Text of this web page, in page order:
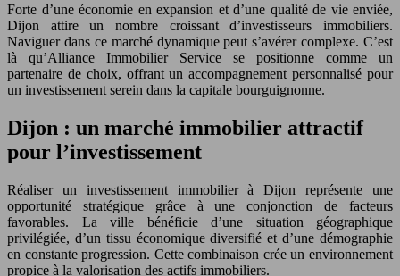
Forte d’une économie en expansion et d’une qualité de vie enviée,
Dijon attire un nombre croissant d’investisseurs immobiliers.
Naviguer dans ce marché dynamique peut s’avérer complexe. C’est
là qu’Alliance Immobilier Service se positionne comme un
partenaire de choix, offrant un accompagnement personnalisé pour
un investissement serein dans la capitale bourguignonne.
Dijon : un marché immobilier attractif
pour l’investissement
Réaliser un investissement immobilier à Dijon représente une
opportunité stratégique grâce à une conjonction de facteurs
favorables. La ville bénéficie d’une situation géographique
privilégiée, d’un tissu économique diversifié et d’une démographie
en constante progression. Cette combinaison crée un environnement
propice à la valorisation des actifs immobiliers.